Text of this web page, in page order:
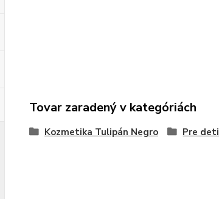
Tovar zaradený v kategóriách
Kozmetika Tulipán Negro Pre deti